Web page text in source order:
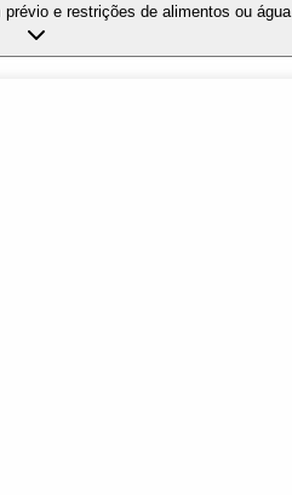
e restrições de alimentos ou água